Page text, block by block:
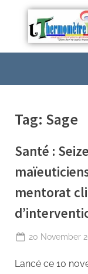
Tag: Sage
Santé :
mentorat
20 November
Lancé ce 10